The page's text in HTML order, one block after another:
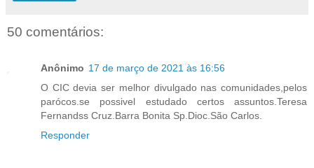
50 comentários:
Anônimo 17 de março de 2021 às 16:56
O CIC devia ser melhor divulgado nas comunidades,pelos
parócos.se possivel estudado certos assuntos.Teresa
Fernandss Cruz.Barra Bonita Sp.Dioc.São Carlos.
Responder